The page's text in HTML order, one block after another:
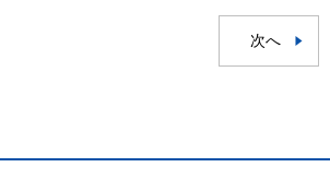
次へ